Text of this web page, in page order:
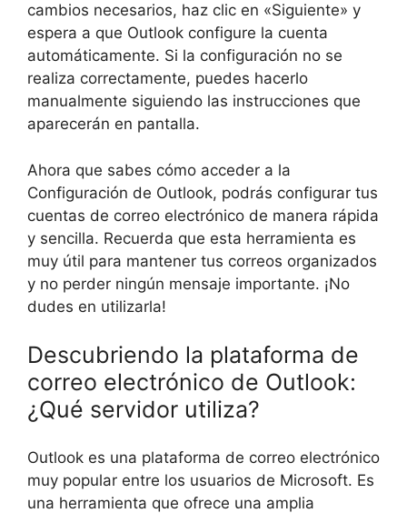
cambios necesarios, haz clic en «Siguiente» y
espera a que Outlook configure la cuenta
automáticamente. Si la configuración no se
realiza correctamente, puedes hacerlo
manualmente siguiendo las instrucciones que
aparecerán en pantalla.
Ahora que sabes cómo acceder a la
Configuración de Outlook, podrás configurar tus
cuentas de correo electrónico de manera rápida
y sencilla. Recuerda que esta herramienta es
muy útil para mantener tus correos organizados
y no perder ningún mensaje importante. ¡No
dudes en utilizarla!
Descubriendo la plataforma de
correo electrónico de Outlook:
¿Qué servidor utiliza?
Outlook es una plataforma de correo electrónico
muy popular entre los usuarios de Microsoft. Es
una herramienta que ofrece una amplia